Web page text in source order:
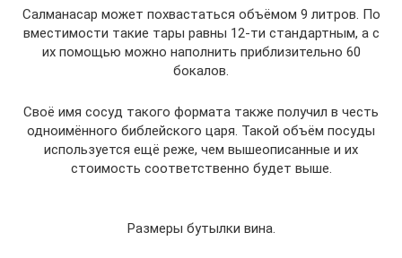
Салманасар может похвастаться объёмом 9 литров. По
вместимости такие тары равны 12-ти стандартным, а с
их помощью можно наполнить приблизительно 60
бокалов.
Своё имя сосуд такого формата также получил в честь
одноимённого библейского царя. Такой объём посуды
используется ещё реже, чем вышеописанные и их
стоимость соответственно будет выше.
Размеры бутылки вина.